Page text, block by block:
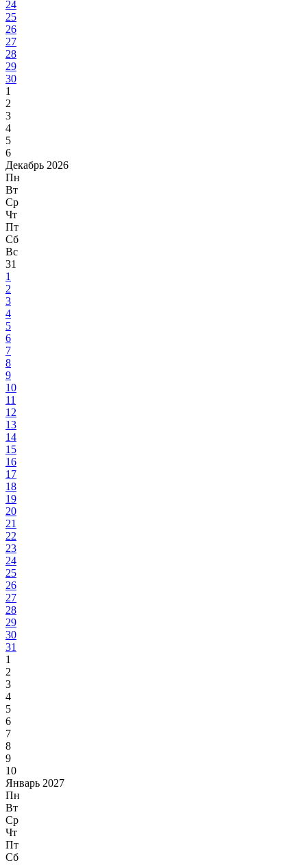
24
25
26
27
28
29
30
1
2
3
4
5
6
Декабрь 2026
Пн
Вт
Ср
Чт
Пт
Сб
Вс
31
1
2
3
4
5
6
7
8
9
10
11
12
13
14
15
16
17
18
19
20
21
22
23
24
25
26
27
28
29
30
31
1
2
3
4
5
6
7
8
9
10
Январь 2027
Пн
Вт
Ср
Чт
Пт
Сб